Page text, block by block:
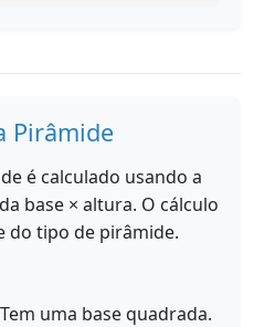
Pirâmide
é calculado usando a
base × altura. O cálculo
do tipo de pirâmide.
Tem uma base quadrada.